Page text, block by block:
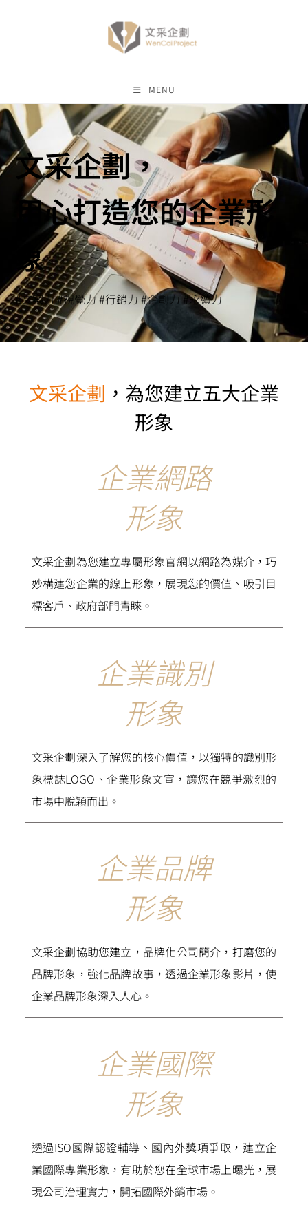
MENU
文采企劃，
用心打造您的企業形
象
#文案力 #視覺力 #行銷力#企劃力 #永續力
文采企劃 ， 為您建立五大企業
形象
企業網路
形象
文采企劃為您建立專屬形象官網以網路為媒介，巧
妙構建您企業的線上形象，展現您的價值、吸引目
標客戶、政府部門青睞。
企業識別
形象
文采企劃深入了解您的核心價值，以獨特的識別形
象標誌LOGO、企業形象文宣，讓您在競爭激烈的
市場中脫穎而出。
企業品牌
形象
文采企劃協助您建立，品牌化公司簡介，打磨您的
品牌形象，強化品牌故事，透過企業形象影片，使
企業品牌形象深入人心。
企業國際
形象
透過ISO國際認證輔導、國內外獎項爭取，建立企
業國際專業形象，有助於您在全球市場上曝光，展
現公司治理實力，開拓國際外銷市場。